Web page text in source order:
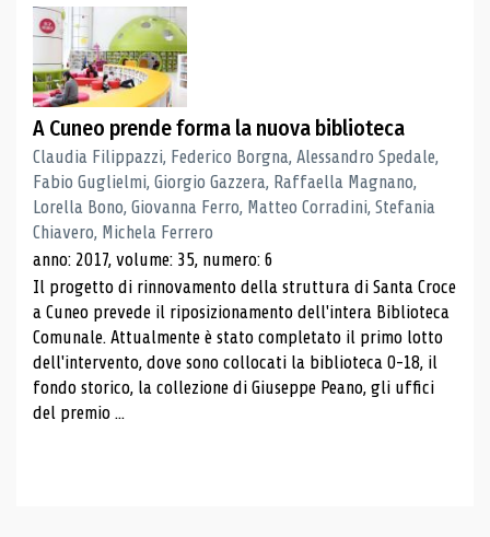
A Cuneo prende forma la nuova biblioteca
Claudia Filippazzi, Federico Borgna, Alessandro Spedale,
Fabio Guglielmi, Giorgio Gazzera, Raffaella Magnano,
Lorella Bono, Giovanna Ferro, Matteo Corradini, Stefania
Chiavero, Michela Ferrero
anno: 2017, volume: 35, numero: 6
Il progetto di rinnovamento della struttura di Santa Croce
a Cuneo prevede il riposizionamento dell'intera Biblioteca
Comunale. Attualmente è stato completato il primo lotto
dell'intervento, dove sono collocati la biblioteca 0-18, il
fondo storico, la collezione di Giuseppe Peano, gli uffici
del premio ...